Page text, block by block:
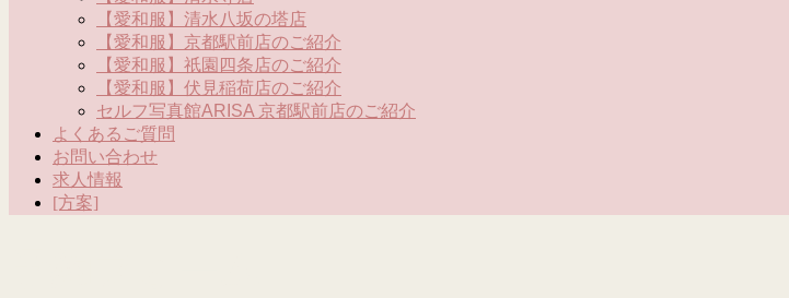
【愛和服】清水八坂の塔店
【愛和服】京都駅前店のご紹介
【愛和服】祇園四条店のご紹介
【愛和服】伏見稲荷店のご紹介
セルフ写真館ARISA 京都駅前店のご紹介
よくあるご質問
お問い合わせ
求人情報
[方案]